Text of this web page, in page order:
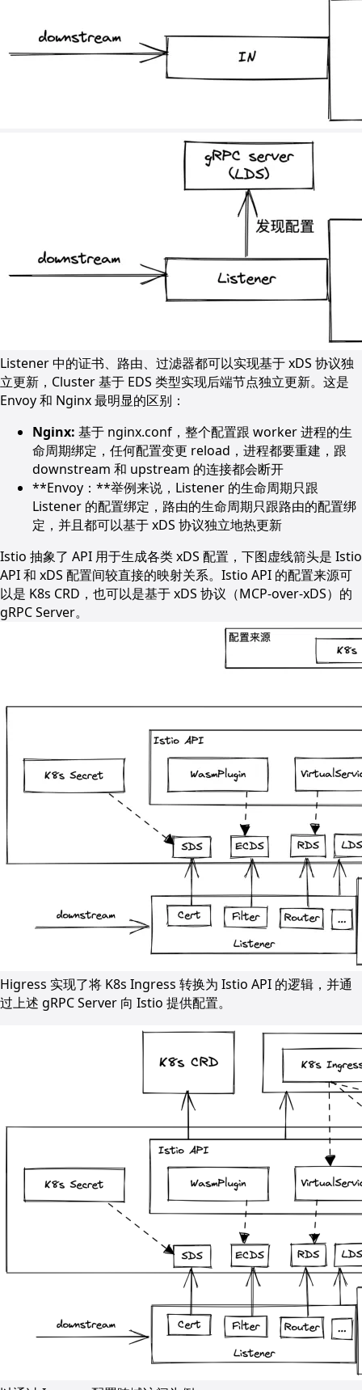
Listener 中的证书、路由、过滤器都可以实现基于 xDS 协议独
立更新，Cluster 基于 EDS 类型实现后端节点独立更新。这是
Envoy 和 Nginx 最明显的区别：
Nginx: 基于 nginx.conf，整个配置跟 worker 进程的生
命周期绑定，任何配置变更 reload，进程都要重建，跟
downstream 和 upstream 的连接都会断开
**Envoy：**举例来说，Listener 的生命周期只跟
Listener 的配置绑定，路由的生命周期只跟路由的配置绑
定，并且都可以基于 xDS 协议独立地热更新
Istio 抽象了 API 用于生成各类 xDS 配置，下图虚线箭头是 Istio
API 和 xDS 配置间较直接的映射关系。Istio API 的配置来源可
以是 K8s CRD，也可以是基于 xDS 协议（MCP-over-xDS）的
gRPC Server。
Higress 实现了将 K8s Ingress 转换为 Istio API 的逻辑，并通
过上述 gRPC Server 向 Istio 提供配置。